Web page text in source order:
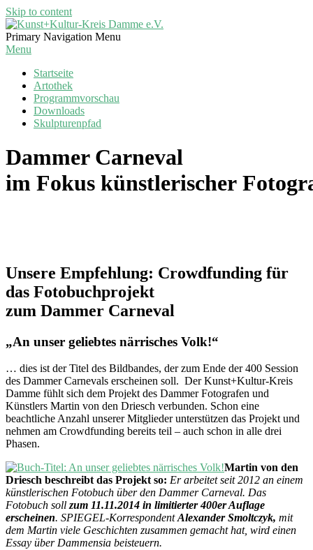
Skip to content
Kunst+Kultur-
Kreis
Primary Navigation Menu
Menu
Startseite
Artothek
Programmvorschau
Downloads
Skulpturenpfad
Dammer Carneval
im Fokus künstlerischer
Unsere Empfehlung: Crowdfunding für
das Fotobuchprojekt
zum Dammer Carneval
„An unser geliebtes närrisches Volk!“
… dies ist der Titel des Bildbandes, der zum Ende der 400 Session
des Dammer Carnevals erscheinen soll. Der Kunst+Kultur-Kreis
Damme fühlt sich dem Projekt des Dammer Fotografen und
Künstlers Martin von den Driesch verbunden. Schon eine
beachtliche Anzahl unserer Mitglieder unterstützen das Projekt und
nehmen am Crowdfunding bereits teil – auch schon in alle drei
Phasen.
Martin von den
Driesch beschreibt das Projekt so: Er arbeitet seit 2012 an einem
künstlerischen Fotobuch über den Dammer Carneval. Das
Fotobuch sollzum 11.11.2014 in limitierter 400er Auflage
erscheinen. SPIEGEL-KorrespondentAlexander Smoltczyk, mit
dem Martin viele Geschichten zusammen gemacht hat, wird einen
Essay über Dammensia beisteuern.